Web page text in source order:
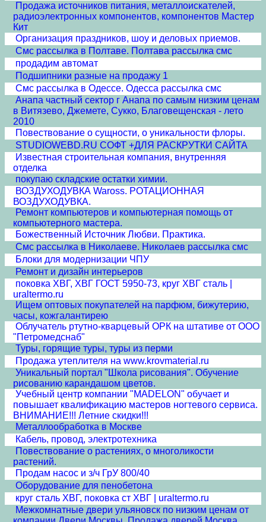
Продажа источников питания, металлоискателей,
радиоэлектронных компонентов, компонентов Мастер
Кит
Организация праздников, шоу и деловых приемов.
Смс рассылка в Полтаве. Полтава рассылка смс
продадим автомат
Подшипники разные на продажу 1
Смс рассылка в Одессе. Одесса рассылка смс
Анапа частный сектор г Анапа по самым низким ценам
в Витязево, Джемете, Сукко, Благовещенская - лето
2010
Повествование о сущности, о уникальности флоры.
STUDIOWEBD.RU СОФТ +ДЛЯ РАСКРУТКИ САЙТА
Известная строительная компания, внутренняя
отделка
покупаю складские остатки химии.
ВОЗДУХОДУВКА Waross. РОТАЦИОННАЯ
ВОЗДУХОДУВКА.
Ремонт компьютеров и компьютерная помощь от
компьютерного мастера.
Божественный Источник Любви. Практика.
Смс рассылка в Николаеве. Николаев рассылка смс
Блоки для модернизации ЧПУ
Ремонт и дизайн интерьеров
поковка ХВГ, ХВГ ГОСТ 5950-73, круг ХВГ сталь |
uraltermo.ru
Ищем оптовых покупателей на парфюм, бижутерию,
часы, кожгалантирею
Облучатель ртутно-кварцевый ОРК на штативе от ООО
"Петромедснаб"
Туры, горящие туры, туры из перми
Продажа утеплителя на www.krovmaterial.ru
Уникальный портал "Школа рисования". Обучение
рисованию карандашом цветов.
Учебный центр компании "MADELON" обучает и
повышает квалификацию мастеров ногтевого сервиса.
ВНИМАНИЕ!!! Летние скидки!!!
Металлообработка в Москве
Кабель, провод, электротехника
Повествование о растениях, о многоликости
растений.
Продам насос и з/ч ГрУ 800/40
Оборудование для пенобетона
круг сталь ХВГ, поковка ст ХВГ | uraltermo.ru
Межкомнатные двери ульяновск по низким ценам от